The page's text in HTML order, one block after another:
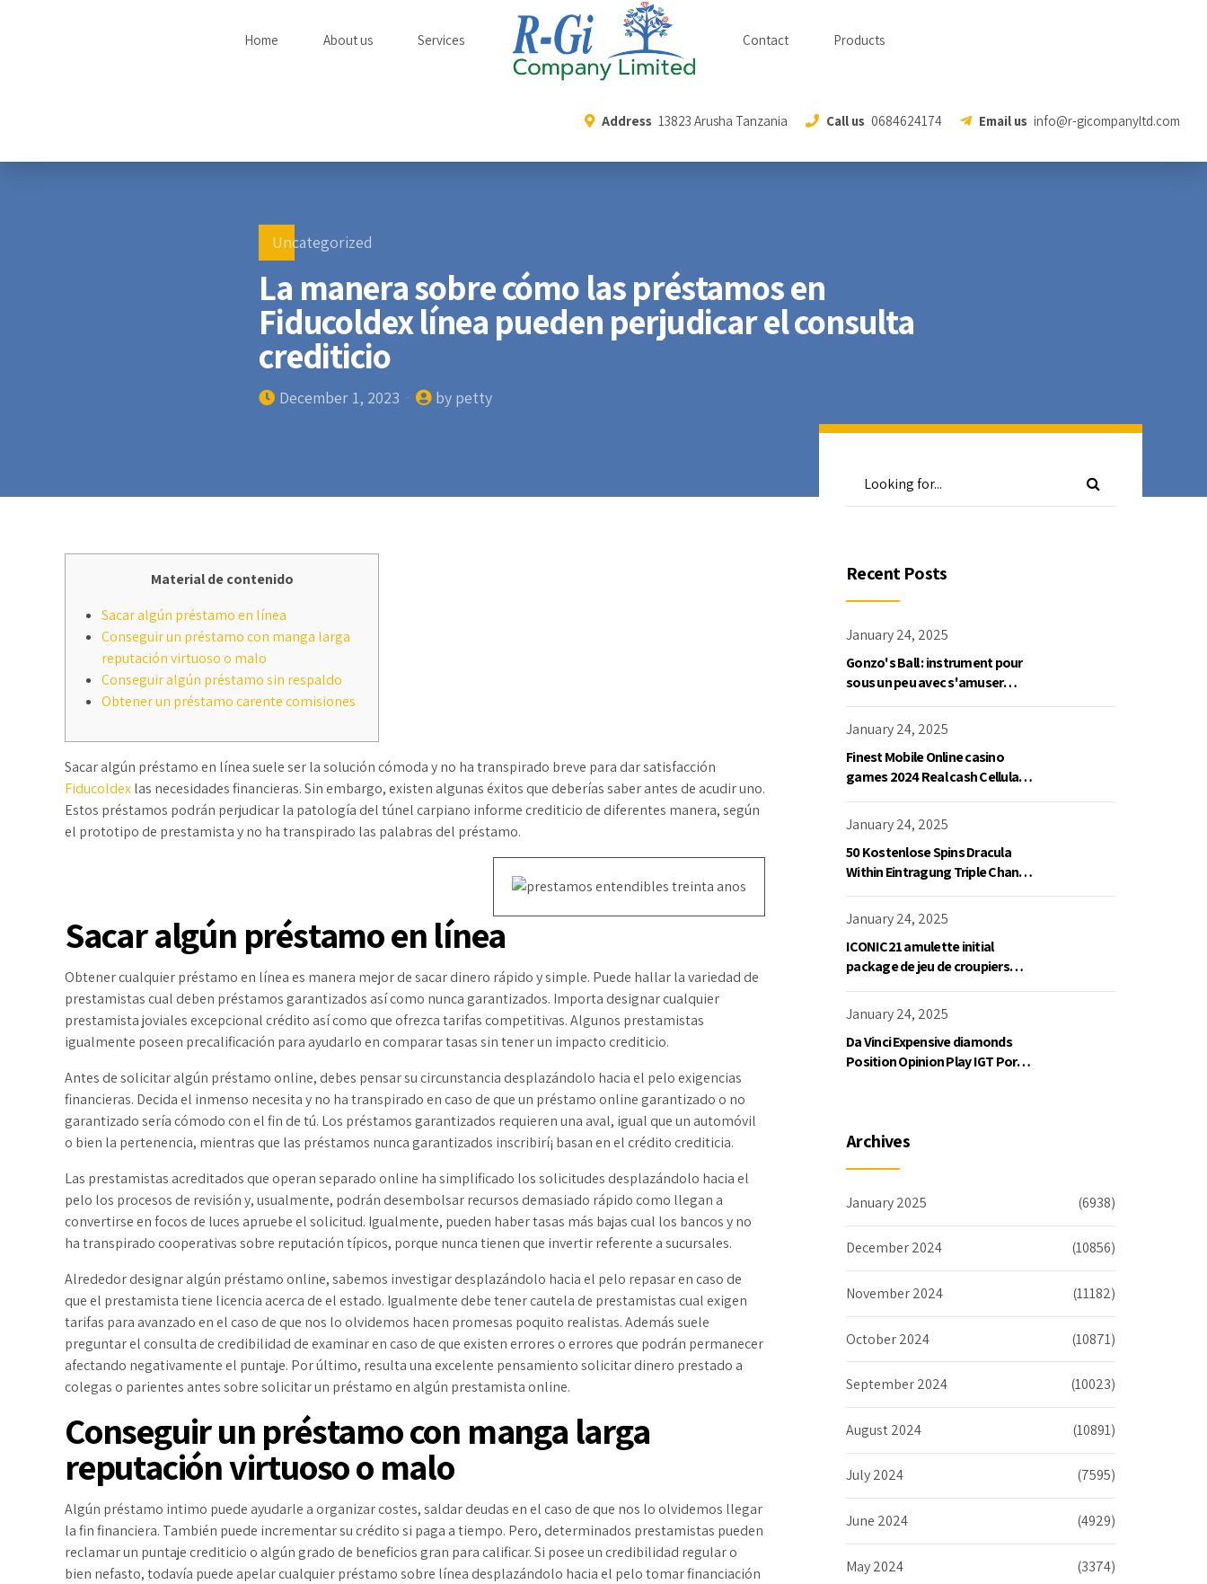
Address 13823 Arusha Tanzania Call us 0684624174 Email us info@r-gicompanyltd.com
Home About us Services Contact Products
Uncategorized
La manera sobre cómo las préstamos en
Fiducoldex línea pueden perjudicar el consulta
crediticio
December 1, 2023 by petty
Material de contenido
Sacar algún préstamo en línea
Conseguir un préstamo con manga larga
reputación virtuoso o malo
Conseguir algún préstamo sin respaldo
Obtener un préstamo carente comisiones
Sacar algún préstamo en línea suele ser la solución cómoda y no ha transpirado breve para dar satisfacción
Fiducoldexlas necesidades financieras. Sin embargo, existen algunas éxitos que deberías saber antes de acudir uno.
Estos préstamos podrán perjudicar la patologí­a del túnel carpiano informe crediticio de diferentes manera, según
el prototipo de prestamista y no ha transpirado las palabras del préstamo.
Sacar algún préstamo en línea
Obtener cualquier préstamo en línea es manera mejor de sacar dinero rápido y simple. Puede hallar la variedad de
prestamistas cual deben préstamos garantizados así­ como nunca garantizados. Importa designar cualquier
prestamista joviales excepcional crédito así­ como que ofrezca tarifas competitivas. Algunos prestamistas
igualmente poseen precalificación para ayudarlo en comparar tasas sin tener un impacto crediticio.
Antes de solicitar algún préstamo online, debes pensar su circunstancia desplazándolo hacia el pelo exigencias
financieras. Decida el inmenso necesita y no ha transpirado en caso de que un préstamo online garantizado o no
garantizado serí­a cómodo con el fin de tú. Los préstamos garantizados requieren una aval, igual que un automóvil
o bien la pertenencia, mientras que las préstamos nunca garantizados inscribirí¡ basan en el crédito crediticia.
Las prestamistas acreditados que operan separado online ha simplificado los solicitudes desplazándolo hacia el
pelo los procesos de revisión y, usualmente, podrán desembolsar recursos demasiado rápido como llegan a
convertirse en focos de luces apruebe el solicitud. Igualmente, pueden haber tasas más bajas cual los bancos y no
ha transpirado cooperativas sobre reputación tí­picos, porque nunca tienen que invertir referente a sucursales.
Alrededor designar algún préstamo online, sabemos investigar desplazándolo hacia el pelo repasar en caso de
que el prestamista tiene licencia acerca de el estado. Igualmente debe tener cautela de prestamistas cual exigen
tarifas para avanzado en el caso de que nos lo olvidemos hacen promesas poquito realistas. Además suele
preguntar el consulta de credibilidad de examinar en caso de que existen errores o errores que podrán permanecer
afectando negativamente el puntaje. Por último, resulta una excelente pensamiento solicitar dinero prestado a
colegas o parientes antes sobre solicitar un préstamo en algún prestamista online.
Conseguir un préstamo con manga larga
reputación virtuoso o malo
Algún préstamo intimo puede ayudarle a organizar costes, saldar deudas en el caso de que nos lo olvidemos llegar
la fin financiera. También puede incrementar su crédito si paga a tiempo. Pero, determinados prestamistas pueden
reclamar un puntaje crediticio o algún grado de beneficios gran para calificar. Si posee un credibilidad regular o
bien nefasto, todavía puede apelar cualquier préstamo sobre línea desplazándolo hacia el pelo tomar financiación
Recent Posts
January 24, 2025
Gonzo's Ball : instrument pour
sous un peu avec s'amuser
gratuite en mode démo, NetEnt
January 24, 2025
Finest Mobile Online casino
games 2024 Real cash Cellular
January 24, 2025
50 Kostenlose Spins Dracula
Within Eintragung Triple Chance
Slot Exklusive Einzahlung
January 24, 2025
ICONIC21 amulette initial
package de jeu de croupiers
personnellement
January 24, 2025
Da Vinci Expensive diamonds
Position Opinion Play IGT Ports
Archives
January 2025 (6938)
December 2024 (10856)
November 2024 (11182)
October 2024 (10871)
September 2024 (10023)
August 2024 (10891)
July 2024 (7595)
June 2024 (4929)
May 2024 (3374)